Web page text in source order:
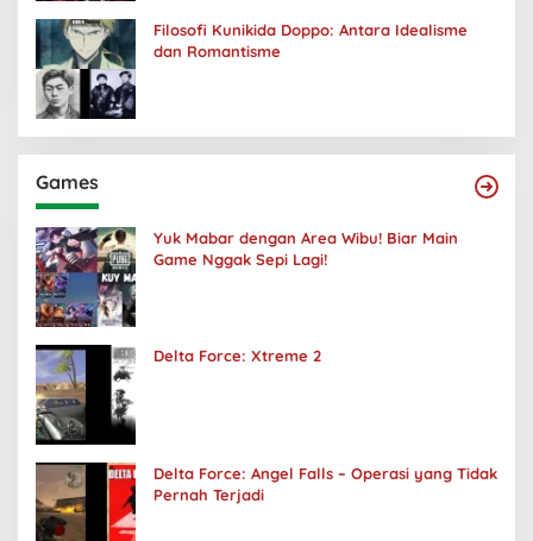
Filosofi Kunikida Doppo: Antara Idealisme
dan Romantisme
Games
Yuk Mabar dengan Area Wibu! Biar Main
Game Nggak Sepi Lagi!
Delta Force: Xtreme 2
Delta Force: Angel Falls – Operasi yang Tidak
Pernah Terjadi